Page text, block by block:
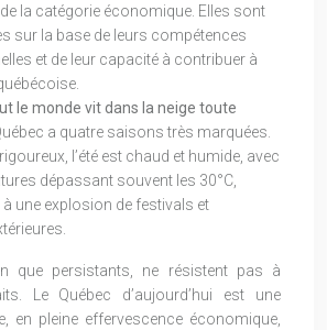
la catégorie économique. Elles sont
sur la base de leurs compétences
et de leur capacité à contribuer à
le monde vit dans la neige toute
a quatre saisons très marquées.
l’été est chaud et humide, avec
dépassant souvent les 30°C,
une explosion de festivals et
que persistants, ne résistent pas à
Le Québec d’aujourd’hui est une
en pleine effervescence économique,